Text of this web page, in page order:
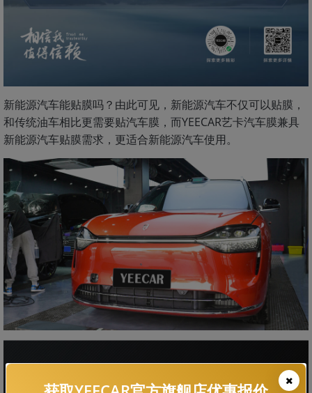
新能源汽车能贴膜吗？由此可见，新能源汽车不仅可以贴膜，
和传统油车相比更需要贴汽车膜，而YEECAR艺卡汽车膜兼具
新能源汽车贴膜需求，更适合新能源汽车使用。